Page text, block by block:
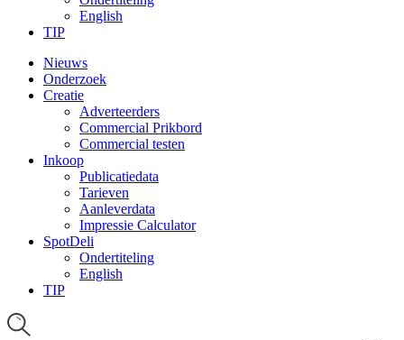
English
TIP
Nieuws
Onderzoek
Creatie
Adverteerders
Commercial Prikbord
Commercial testen
Inkoop
Publicatiedata
Tarieven
Aanleverdata
Impressie Calculator
SpotDeli
Ondertiteling
English
TIP